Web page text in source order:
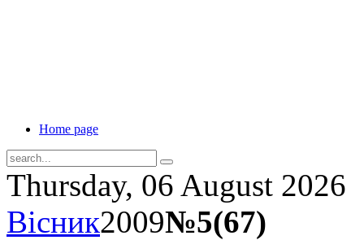
Home page
Thursday, 06 August 2026
Вісник2009№5(67)